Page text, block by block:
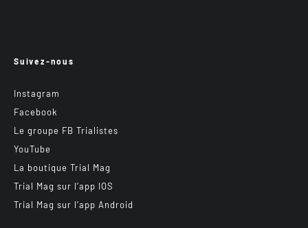
Suivez-nous
Instagram
Facebook
Le groupe FB Trialistes
YouTube
La boutique Trial Mag
Trial Mag sur l’app IOS
Trial Mag sur l’app Android